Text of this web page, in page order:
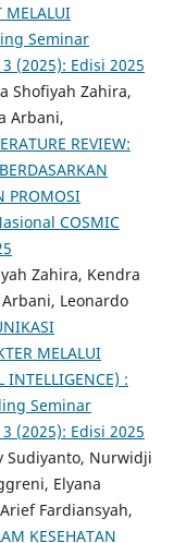
MELALUI
Seminar
(2025): Edisi 2025
Shofiyah Zahira,
Arbani,
REVIEW:
PROMOSI
COSMIC
Zahira, Kendra
Leonardo
MELALUI
INTELLIGENCE) :
Seminar
(2025): Edisi 2025
Sudiyanto, Nurwidji
Elyana
Fardiansyah,
KESEHATAN